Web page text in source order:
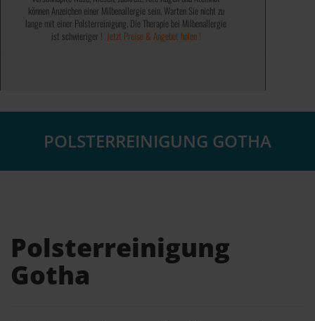
können Anzeichen einer Milbenallergie sein. Warten Sie nicht zu
lange mit einer Polsterreinigung. Die Therapie bei Milbenallergie
ist schwieriger ! Jetzt Preise & Angebot holen !
✓ Bundesweit tätig ✓
✓ Genießen Sie 100% saubere Polster ✓
✓ Fleckenentfernung ✓
✓ Milbenentfernung ✓
✓ Saubere Polster ✓
✓ Werterhaltend ✓
POLSTERREINIGUNG GOTHA
Polsterreinigung
Gotha